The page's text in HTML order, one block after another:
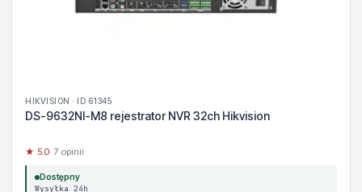
HIKVISION · ID 61345
DS-9632NI-M8 rejestrator NVR 32ch Hikvision
★ 5.0· 7 opinii
Dostępny
Wysyłka 24h